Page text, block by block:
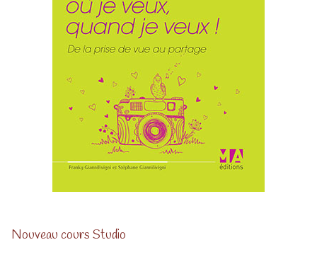
Nouveau cours Studio